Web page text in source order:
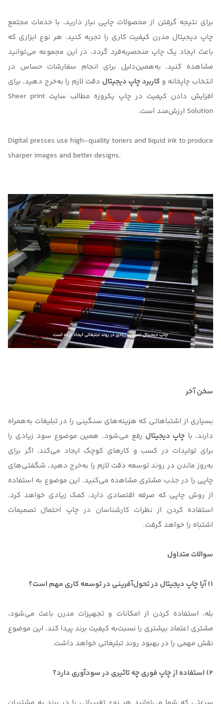
برای نتیجه گرفتن از محصولات چاپی نیاز دارید، با خدمات مجتمع
چاپ دیجیتال مدرن کیفیت کاری را تجربه کنید. هر نوع ابزاری که
باعث ایجاد یک چاپ منحصربه‌فرد گردد، در این مجموعه می‌توانید
مشاهده کنید. به‌همین‌دلیل برای انجام سفارشات حساس در
انتخاب چاپخانه و کاربرد چاپ دیجیتال دقت لازم را به‌خرج دهید. برای
افزایش دادن کیفیت در چاپ یکروزه مطالب سایت Sheer print
Solution ارزش‌مند است.
Digital presses use high-quality toners and liquid ink to produce
sharper images and better designs.
سخن آخر
بسیاری از اشتباهاتی که هزینه‌های سنگینی را در تبلیغات به‌همراه
دارند، با چاپ دیجیتال رفع می‌شود. همین موضوع سود زیادی را
برای تولیدات در کسب و کارهای کوچک ایجاد می‌کند. اگر برای
به‌روز ماندن در روند توسعه دقت لازم را به‌خرج دهید، شگفتی‌های
چاپی را در جذب مشتری مشاهده می‌کنید. این موضوع به استفاده
از روش چاپی که صرفه اقتصادی دارد، کمک زیادی خواهد کرد.
استفاده کردن از نظرات کارشناسان در چاپ احتمال تصمیمات
اشتباه را خواهد گرفت.
سوالات متداول
1) آیا چاپ دیجیتال در تحول‌آفرینی در توسعه کاری مهم است؟
بله، استفاده کردن از امکانات و تجهیزات مدرن باعث می‌شود،
مشتری اعتماد بیشتری را نسبت‌به کیفیت برند پیدا کند. این موضوع
نقش مهمی را در بهبود روند تبلیغاتی خواهد داشت.
2) استفاده از چاپ فوری چه تاثیری در سودآوری دارد؟